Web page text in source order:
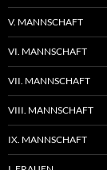
V. MANNSCHAFT
VI. MANNSCHAFT
VII. MANNSCHAFT
VIII. MANNSCHAFT
IX. MANNSCHAFT